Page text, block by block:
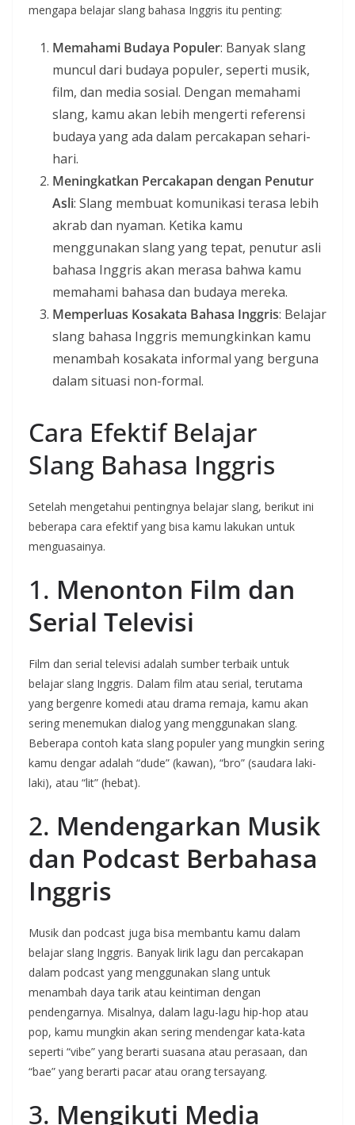
mengapa belajar slang bahasa Inggris itu penting:
Memahami Budaya Populer: Banyak slang
muncul dari budaya populer, seperti musik,
film, dan media sosial. Dengan memahami
slang, kamu akan lebih mengerti referensi
budaya yang ada dalam percakapan sehari-
hari.
Meningkatkan Percakapan dengan Penutur
Asli: Slang membuat komunikasi terasa lebih
akrab dan nyaman. Ketika kamu
menggunakan slang yang tepat, penutur asli
bahasa Inggris akan merasa bahwa kamu
memahami bahasa dan budaya mereka.
Memperluas Kosakata Bahasa Inggris: Belajar
slang bahasa Inggris memungkinkan kamu
menambah kosakata informal yang berguna
dalam situasi non-formal.
Cara Efektif Belajar
Slang Bahasa Inggris
Setelah mengetahui pentingnya belajar slang, berikut ini
beberapa cara efektif yang bisa kamu lakukan untuk
menguasainya.
1. Menonton Film dan
Serial Televisi
Film dan serial televisi adalah sumber terbaik untuk
belajar slang Inggris. Dalam film atau serial, terutama
yang bergenre komedi atau drama remaja, kamu akan
sering menemukan dialog yang menggunakan slang.
Beberapa contoh kata slang populer yang mungkin sering
kamu dengar adalah “dude” (kawan), “bro” (saudara laki-
laki), atau “lit” (hebat).
2. Mendengarkan Musik
dan Podcast Berbahasa
Inggris
Musik dan podcast juga bisa membantu kamu dalam
belajar slang Inggris. Banyak lirik lagu dan percakapan
dalam podcast yang menggunakan slang untuk
menambah daya tarik atau keintiman dengan
pendengarnya. Misalnya, dalam lagu-lagu hip-hop atau
pop, kamu mungkin akan sering mendengar kata-kata
seperti “vibe” yang berarti suasana atau perasaan, dan
“bae” yang berarti pacar atau orang tersayang.
3. Mengikuti Media